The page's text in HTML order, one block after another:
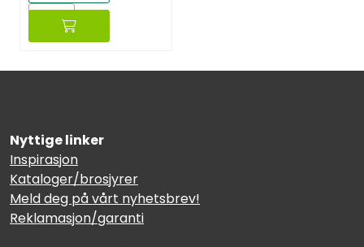
Reset
Nyttige linker
Inspirasjon
Kataloger/brosjyrer
Meld deg på vårt nyhetsbrev!
Reklamasjon/garanti